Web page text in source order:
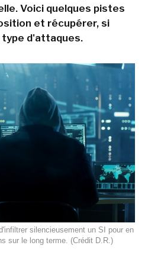
Voici quelques pistes
et récupérer, si
d'attaques.
silencieusement un SI pour en
sur le long terme. (Crédit D.R.)